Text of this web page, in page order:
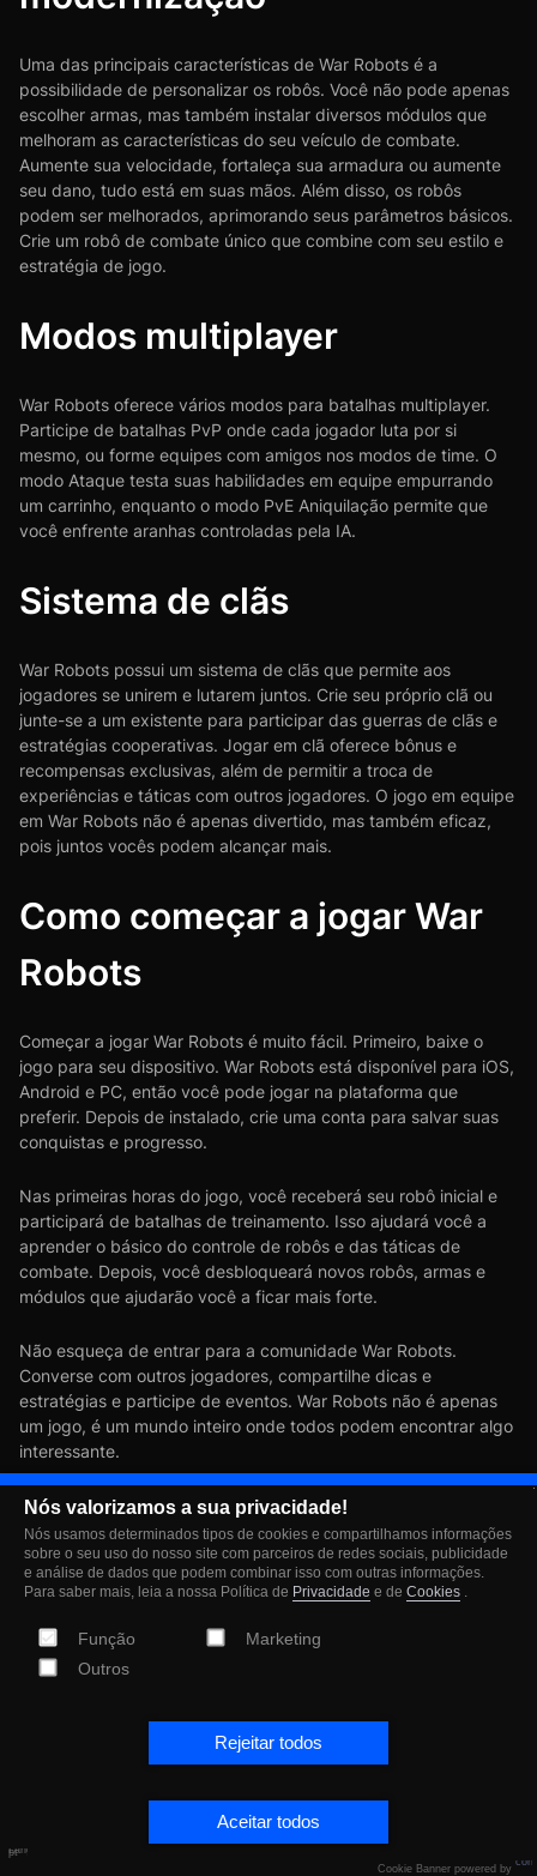
Nós valorizamos a sua privacidade!
Nós usamos determinados tipos de cookies e compartilhamos informações
sobre o seu uso do nosso site com parceiros de redes sociais, publicidade
e análise de dados que podem combinar isso com outras informações.
Para saber mais, leia a nossa Política de Privacidade e de Cookies .
Função
Marketing
Outros
Rejeitar todos
Aceitar todos
Cookie Banner powered by
Uma das principais características de War Robots é a
possibilidade de personalizar os robôs. Você não pode apenas
escolher armas, mas também instalar diversos módulos que
melhoram as características do seu veículo de combate.
Aumente sua velocidade, fortaleça sua armadura ou aumente
seu dano, tudo está em suas mãos. Além disso, os robôs
podem ser melhorados, aprimorando seus parâmetros básicos.
Crie um robô de combate único que combine com seu estilo e
estratégia de jogo.
Modos multiplayer
War Robots oferece vários modos para batalhas multiplayer.
Participe de batalhas PvP onde cada jogador luta por si
mesmo, ou forme equipes com amigos nos modos de time. O
modo Ataque testa suas habilidades em equipe empurrando
um carrinho, enquanto o modo PvE Aniquilação permite que
você enfrente aranhas controladas pela IA.
Sistema de clãs
War Robots possui um sistema de clãs que permite aos
jogadores se unirem e lutarem juntos. Crie seu próprio clã ou
junte-se a um existente para participar das guerras de clãs e
estratégias cooperativas. Jogar em clã oferece bônus e
recompensas exclusivas, além de permitir a troca de
experiências e táticas com outros jogadores. O jogo em equipe
em War Robots não é apenas divertido, mas também eficaz,
pois juntos vocês podem alcançar mais.
Como começar a jogar War
Robots
Começar a jogar War Robots é muito fácil. Primeiro, baixe o
jogo para seu dispositivo. War Robots está disponível para iOS,
Android e PC, então você pode jogar na plataforma que
preferir. Depois de instalado, crie uma conta para salvar suas
conquistas e progresso.
Nas primeiras horas do jogo, você receberá seu robô inicial e
participará de batalhas de treinamento. Isso ajudará você a
aprender o básico do controle de robôs e das táticas de
combate. Depois, você desbloqueará novos robôs, armas e
módulos que ajudarão você a ficar mais forte.
Não esqueça de entrar para a comunidade War Robots.
Converse com outros jogadores, compartilhe dicas e
estratégias e participe de eventos. War Robots não é apenas
um jogo, é um mundo inteiro onde todos podem encontrar algo
interessante.
Baixe War Robots agora e
comece suas primeiras
batalhas em um mundo de
robôs poderosos e
combates emocionantes!